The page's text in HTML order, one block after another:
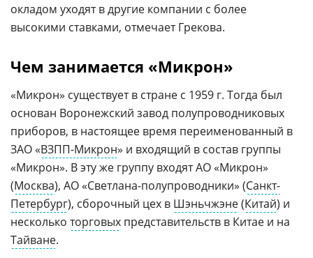
окладом уходят в другие компании с более
высокими ставками, отмечает Грекова.
Чем занимается «Микрон»
«Микрон» существует в стране с 1959 г. Тогда был
основан Воронежский завод полупроводниковых
приборов, в настоящее время переименованный в
ЗАО «ВЗПП-Микрон» и входящий в состав группы
«Микрон». В эту же группу входят АО «Микрон»
(Москва), АО «Светлана-полупроводники» (Санкт-
Петербург), сборочный цех в Шэньчжэне(Китай) и
несколько торговых представительств в Китае и на
Тайване.